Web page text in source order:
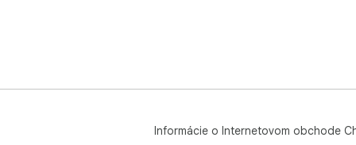
Informácie o Internetovom obchode